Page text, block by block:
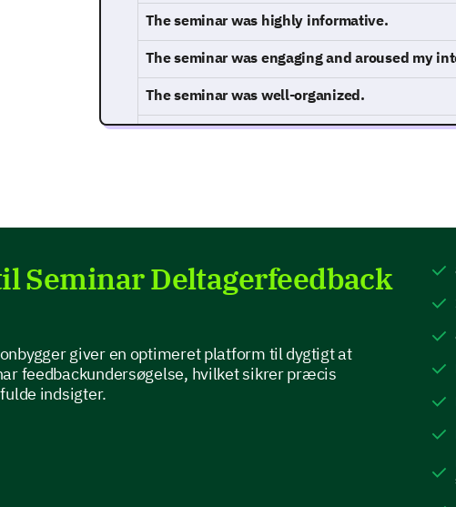
The seminar was highly informative.
The seminar was engaging and aroused my
The seminar was well-organized.
The seminar presenter was knowledgeable.
Seminar Impact
Let's explore the impact of our seminar on your
In what ways has the seminar positively
Improved
understanding of the
Seminar Deltagerfeedback
giver en optimeret platform til dygtigt at
feedbackundersøgelse, hvilket sikrer præcis
indsigter.